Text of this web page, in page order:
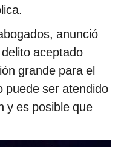
anunció
aceptado
grande para el
puede ser atendido
y es posible que